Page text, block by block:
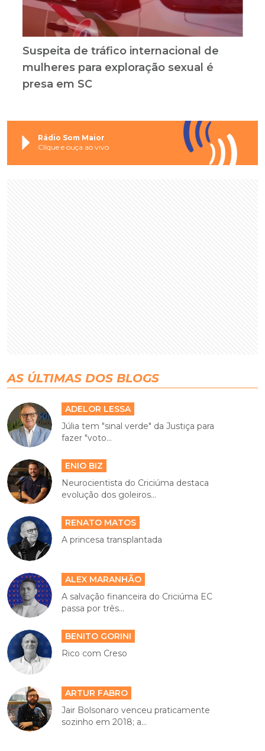
Suspeita de tráfico internacional de
mulheres para exploração sexual é
presa em SC
Rádio Som Maior
Clique e ouça ao vivo
AS ÚLTIMAS DOS BLOGS
ADELOR LESSA
Júlia tem "sinal verde" da Justiça para
fazer "voto...
ENIO BIZ
Neurocientista do Criciúma destaca
evolução dos goleiros...
RENATO MATOS
A princesa transplantada
ALEX MARANHÃO
A salvação financeira do Criciúma EC
passa por três...
BENITO GORINI
Rico com Creso
ARTUR FABRO
Jair Bolsonaro venceu praticamente
sozinho em 2018; a...